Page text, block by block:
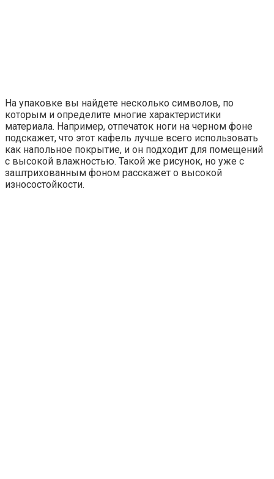
На упаковке вы найдете несколько символов, по
которым и определите многие характеристики
материала. Например, отпечаток ноги на черном фоне
подскажет, что этот кафель лучше всего использовать
как напольное покрытие, и он подходит для помещений
с высокой влажностью. Такой же рисунок, но уже с
заштрихованным фоном расскажет о высокой
износостойкости.